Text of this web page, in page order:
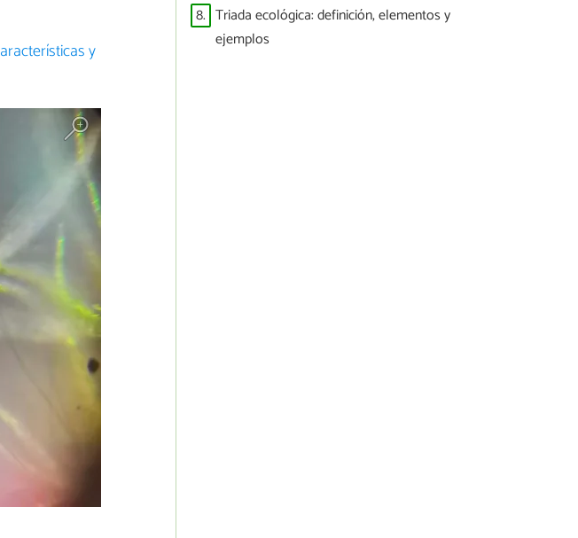
y
8. Triada ecológica: definición, elementos y
ejemplos